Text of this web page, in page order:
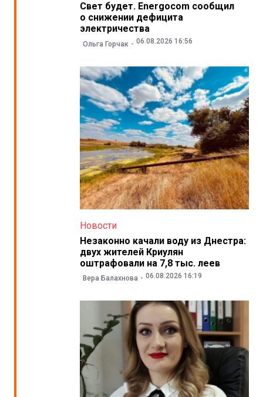
Свет будет. Energocom сообщил
о снижении дефицита
электричества
Ольга Горчак 06.08.2026 16:56
Новости
Незаконно качали воду из Днестра:
двух жителей Криулян
оштрафовали на 7,8 тыс. леев
Вера Балахнова 06.08.2026 16:19